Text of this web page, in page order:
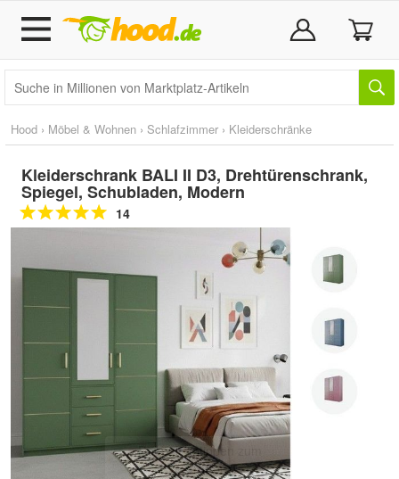
Hood › Möbel & Wohnen › Schlafzimmer › Kleiderschränke
Kleiderschrank BALI II D3, Drehtürenschrank,
Spiegel, Schubladen, Modern
14
Doppelt antippen zum
vergrößern